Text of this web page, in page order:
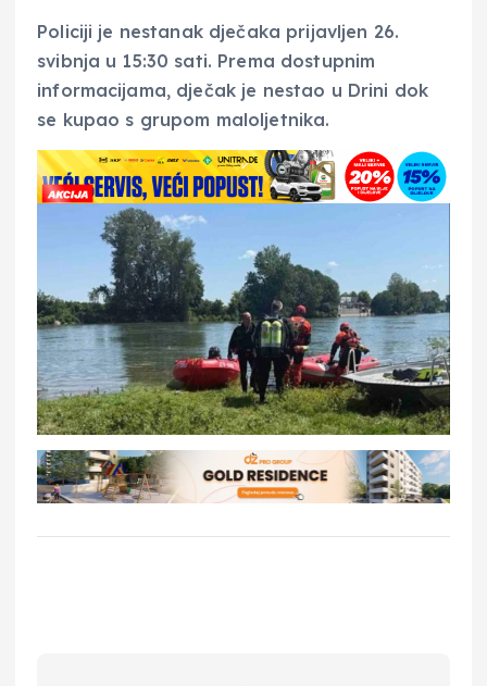
Policiji je nestanak dječaka prijavljen 26.
svibnja u 15:30 sati. Prema dostupnim
informacijama, dječak je nestao u Drini dok
se kupao s grupom maloljetnika.